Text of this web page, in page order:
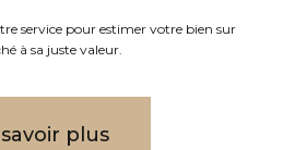
service pour estimer votre bien sur
à sa juste valeur.
plus